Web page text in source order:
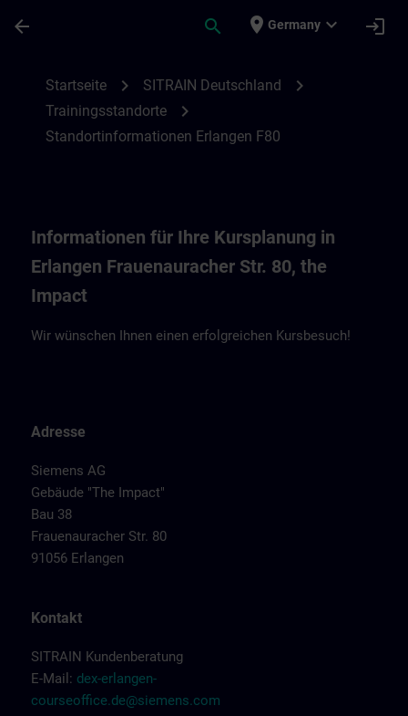
arrow_back search place Germany expand_more login
Startseite chevron_right SITRAIN Deutschland chevron_right
Trainingsstandorte chevron_right
Standortinformationen Erlangen F80
Informationen für Ihre Kursplanung in
Erlangen Frauenauracher Str. 80, the
Impact
Wir wünschen Ihnen einen erfolgreichen Kursbesuch!
Adresse
Siemens AG
Gebäude "The Impact"
Bau 38
Frauenauracher Str. 80
91056 Erlangen
Kontakt
SITRAIN Kundenberatung
E-Mail: dex-erlangen-
courseoffice.de@siemens.com